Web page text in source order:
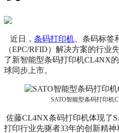
近日， 条码打印机 、条码标签
（EPC/RFID）解决方案的行业
了新智能型条码打印机CL4NX
球同步上市。
SATO智能型条码打印机
佐藤CL4NX条码打印机体现了
打印行业先驱者33年的创新精